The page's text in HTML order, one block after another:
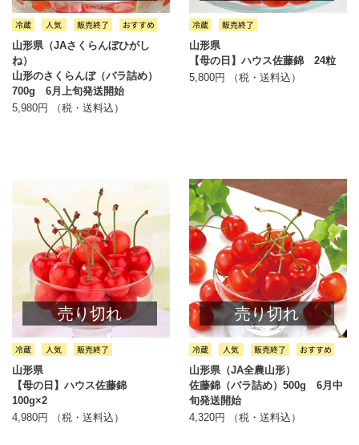
山形県（JAさくらんぼひがし
ね）
山形のさくらんぼ（バラ詰め）
700g 6月上旬発送開始
5,980円 （税・送料込）
山形県
【母の日】ハウス佐藤錦 24粒
5,800円 （税・送料込）
売り切れ
山形県
【母の日】ハウス佐藤錦
100g×2
4,980円 （税・送料込）
売り切れ
山形県（JA全農山形）
佐藤錦（バラ詰め）500g 6月中
旬発送開始
4,320円 （税・送料込）